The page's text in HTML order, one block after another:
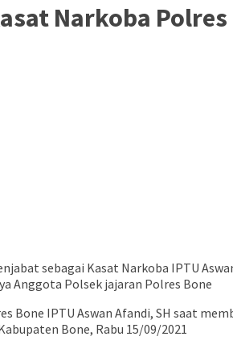
Narkoba
sebagai Kasat Narkoba IPTU
Anggota Polsek jajaran Polres Bone
IPTU Aswan Afandi, SH saat
Bone, Rabu 15/09/2021